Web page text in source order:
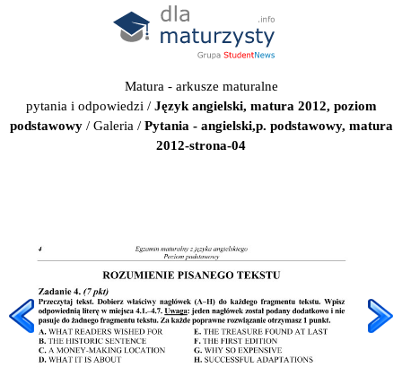
Matura - arkusze maturalne
pytania i odpowiedzi / Język angielski, matura 2012, poziom
podstawowy/ Galeria / Pytania - angielski,p. podstawowy, matura
2012-strona-04